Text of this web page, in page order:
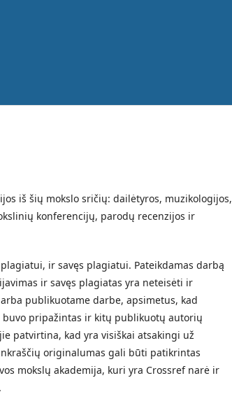
iš šių mokslo sričių: dailėtyros, muzikologijos,
konferencijų, parodų recenzijos ir
ir savęs plagiatui. Pateikdamas darbą
ir savęs plagiatas yra neteisėti ir
publikuotame darbe, apsimetus, kad
buvo pripažintas ir kitų publikuotų autorių
patvirtina, kad yra visiškai atsakingi už
originalumas gali būti patikrintas
mokslų akademija, kuri yra Crossref narė ir